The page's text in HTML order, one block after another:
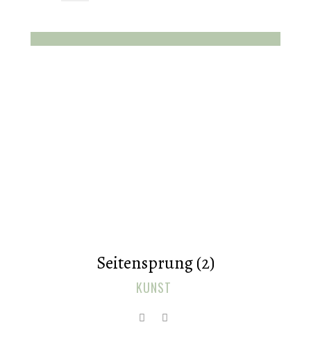
Seitensprung (2)
KUNST